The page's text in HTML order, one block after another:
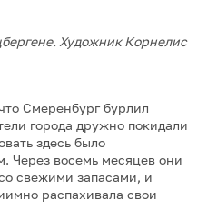
Художник Корнелис
Смеренбург бурлил
города дружно покидали
здесь было
Через восемь месяцев они
свежими запасами, и
распахивала свои